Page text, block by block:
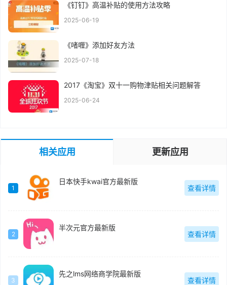
《钉钉》高温补贴的使用方法攻略
2025-06-19
《啫喱》添加好友方法
2025-07-18
2017《淘宝》双十一购物津贴相关问题解答
2025-06-24
相关应用 更新应用
1
日本快手kwai官方最新版
查看详情
2
半次元官方最新版
查看详情
3
先之lms网络商学院最新版
查看详情